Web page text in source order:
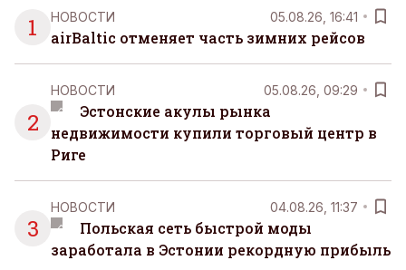
1 НОВОСТИ 05.08.26, 16:41
airBaltic отменяет часть зимних рейсов
2
НОВОСТИ 05.08.26, 09:29
Эстонские акулы рынка
недвижимости купили торговый центр в
Риге
3
НОВОСТИ 04.08.26, 11:37
Польская сеть быстрой моды
заработала в Эстонии рекордную прибыль